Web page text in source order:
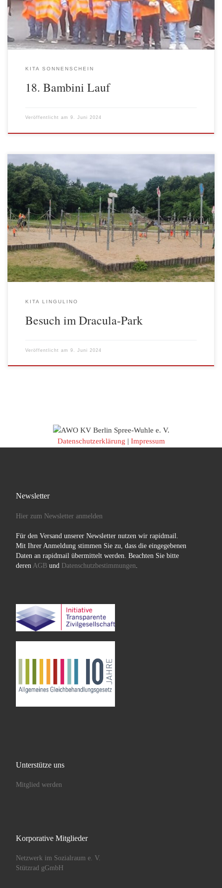
500 anderen Kindern aus dem Bezirk […]
KITA SONNENSCHEIN
18. Bambini Lauf
Veröffentlicht am 9. Juni 2024
Für eine Kreuzberger Kita ist ein Besuch des Europaspielplatzes
im Buschkrugpark in Britz schon eine kleine Weltreise.
Umgangssprachlich heißt Berlins größter Spielplatz auch Dracula-
Park, weil über der großen Rutsche im Siebengebirge ganz
beeindruckend ein riesiger Dracula-Kopf thront. Am 29. Mai
besuchten Kinder der AWO Kita Lingulino aus der Solmsstraße
den […]
KITA LINGULINO
Besuch im Dracula-Park
Veröffentlicht am 9. Juni 2024
Datenschutzerklärung | Impressum
Newsletter
Hier zum Newsletter anmelden
Für den Versand unserer Newsletter nutzen wir rapidmail.
Mit Ihrer Anmeldung stimmen Sie zu, dass die eingegebenen
Daten an rapidmail übermittelt werden. Beachten Sie bitte
deren AGBund Datenschutzbestimmungen
Unterstütze uns
Mitglied werden
Korporative Mitglieder
Netzwerk im Sozialraum e. V.
Stützrad gGmbH